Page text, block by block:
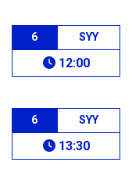
6 SYY
12:00
6 SYY
13:30